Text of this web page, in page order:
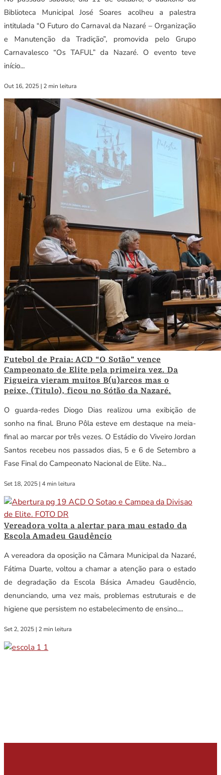
Biblioteca Municipal José Soares acolheu a palestra
intitulada “O Futuro do Carnaval da Nazaré – Organização
e Manutenção da Tradição”, promovida pelo Grupo
Carnavalesco “Os TAFUL” da Nazaré. O evento teve
início...
Out 16, 2025 | 2 min leitura
Futebol de Praia: ACD “O Sotão” vence
Campeonato de Elite pela primeira vez. Da
Figueira vieram muitos B(u)arcos mas o
peixe, (Titulo), ficou no Sótão da Nazaré.
O guarda-redes Diogo Dias realizou uma exibição de
sonho na final. Bruno Pôla esteve em destaque na meia-
final ao marcar por três vezes. O Estádio do Viveiro Jordan
Santos recebeu nos passados dias, 5 e 6 de Setembro a
Fase Final do Campeonato Nacional de Elite. Na...
Set 18, 2025 | 4 min leitura
Vereadora volta a alertar para mau estado da
Escola Amadeu Gaudêncio
A vereadora da oposição na Câmara Municipal da Nazaré,
Fátima Duarte, voltou a chamar a atenção para o estado
de degradação da Escola Básica Amadeu Gaudêncio,
denunciando, uma vez mais, problemas estruturais e de
higiene que persistem no estabelecimento de ensino....
Set 2, 2025 | 2 min leitura